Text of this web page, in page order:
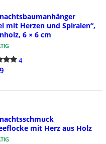
mit Herzen und Spiralen“,
6 × 6 cm
4
mit Herz aus Holz